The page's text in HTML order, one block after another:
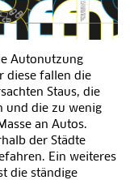
Autonutzung
diese fallen die
Staus, die
und die zu wenig
an Autos.
der Städte
Ein weiteres
die ständige